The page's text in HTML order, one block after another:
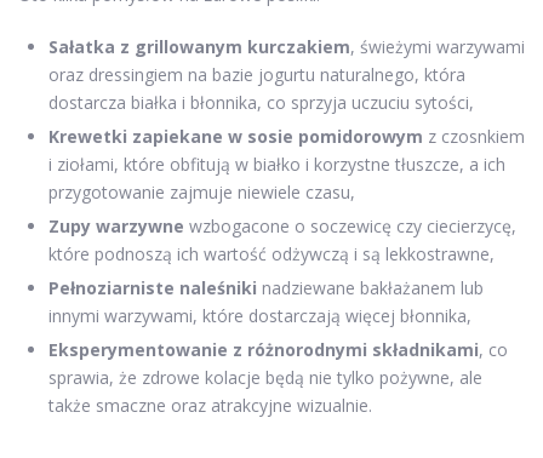
Sałatka z grillowanym kurczakiem, świeżymi warzywami
oraz dressingiem na bazie jogurtu naturalnego, która
dostarcza białka i błonnika, co sprzyja uczuciu sytości,
Krewetki zapiekane w sosie pomidorowym z czosnkiem
i ziołami, które obfitują w białko i korzystne tłuszcze, a ich
przygotowanie zajmuje niewiele czasu,
Zupy warzywne wzbogacone o soczewicę czy ciecierzycę,
które podnoszą ich wartość odżywczą i są lekkostrawne,
Pełnoziarniste naleśniki nadziewane bakłażanem lub
innymi warzywami, które dostarczają więcej błonnika,
Eksperymentowanie z różnorodnymi składnikami, co
sprawia, że zdrowe kolacje będą nie tylko pożywne, ale
także smaczne oraz atrakcyjne wizualnie.